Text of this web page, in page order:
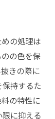
の処理は
の色を保
きの際に
持するた
の特性に
に抑える